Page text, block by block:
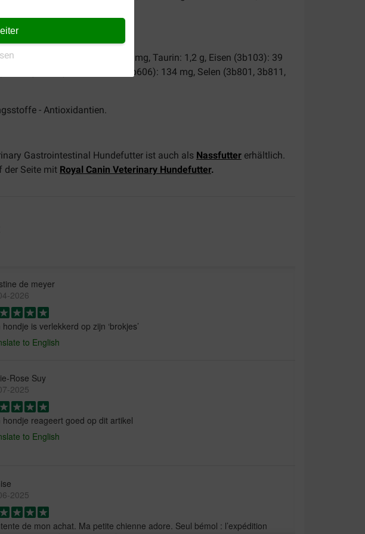
E: 510 mg, Vitamin C: 260 mg, Taurin: 1,2 g, Eisen (3b103): 39
mg, Zink (3b603, 3b605, 3b606): 134 mg, Selen (3b801, 3b811,
- Antioxidantien.
Gastrointestinal Hundefutter ist auch als Nassfutter erhältlich.
der Seite mit Royal Canin Veterinary Hundefutter.
de meyer
2026
hondje is verlekkerd op zijn ‘brokjes’
to English
Rose Suy
2025
hondje reageert goed op dit artikel
to English
2025
de mon achat. Ma petite chienne adore. Seul bémol : l’expédition